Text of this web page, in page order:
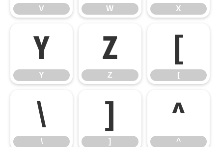
V W X
Y
Y
Z
Z
[
[
\
\
]
]
^
^